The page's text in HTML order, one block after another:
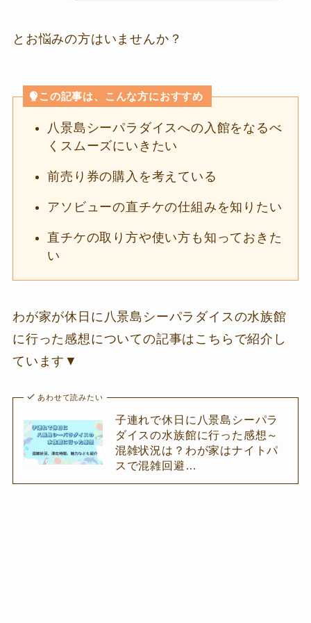
とお悩みの方はいませんか？
この記事は、こんな方におすすめ
八景島シーパラダイスへの入館をなるべ
くスムーズにいきたい
前売り券の購入を考えている
アソビューの直チケの仕組みを知りたい
直チケの取り方や使い方も知っておきた
い
わが家が休日に八景島シーパラダイスの水族館
に行った感想についての記事はこちらで紹介し
ています▼
あわせて読みたい
子連れで休日に八景島シーパラ
ダイスの水族館に行った感想～
混雑状況は？わが家はナイトパ
スで混雑回避…